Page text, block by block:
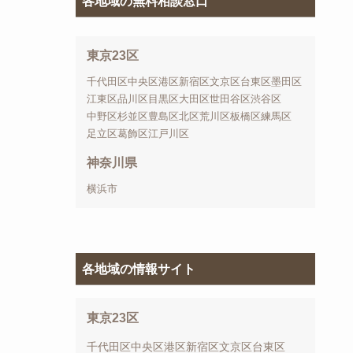
東京23区
千代田区中央区港区新宿区文京区台東区墨田区
江東区品川区 目黒区大田区世田谷区渋谷区
中野区杉並区豊島区北区荒川区板橋区練馬区
足立区葛飾区江戸川区
神奈川県
横浜市
各地域の情報サイト
東京23区
千代田区中央区港区新宿区文京区台東区